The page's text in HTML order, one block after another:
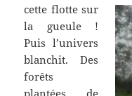
cette flotte sur
la gueule !
Puis l’univers
blanchit. Des
forêts
plantées de